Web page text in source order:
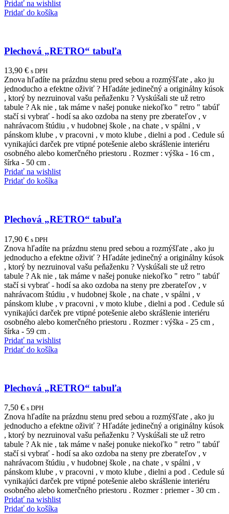
Pridať na wishlist
Pridať do košíka
Plechová „RETRO“ tabuľa
13,90 € s DPH
Znova hľadíte na prázdnu stenu pred sebou a rozmýšľate , ako ju
jednoducho a efektne oživiť ? Hľadáte jedinečný a originálny kúsok
, ktorý by nezruinoval vašu peňaženku ? Vyskúšali ste už retro
tabule ? Ak nie , tak máme v našej ponuke niekoľko " retro " tabúľ
stačí si vybrať - hodí sa ako ozdoba na steny pre zberateľov , v
nahrávacom štúdiu , v hudobnej škole , na chate , v spálni , v
pánskom klube , v pracovni , v moto klube , dielni a pod . Cedule sú
vynikajúci darček pre vtipné potešenie alebo skrášlenie interiéru
osobného alebo komerčného priestoru . Rozmer : výška - 16 cm ,
šírka - 50 cm .
Pridať na wishlist
Pridať do košíka
Plechová „RETRO“ tabuľa
17,90 € s DPH
Znova hľadíte na prázdnu stenu pred sebou a rozmýšľate , ako ju
jednoducho a efektne oživiť ? Hľadáte jedinečný a originálny kúsok
, ktorý by nezruinoval vašu peňaženku ? Vyskúšali ste už retro
tabule ? Ak nie , tak máme v našej ponuke niekoľko " retro " tabúľ
stačí si vybrať - hodí sa ako ozdoba na steny pre zberateľov , v
nahrávacom štúdiu , v hudobnej škole , na chate , v spálni , v
pánskom klube , v pracovni , v moto klube , dielni a pod . Cedule sú
vynikajúci darček pre vtipné potešenie alebo skrášlenie interiéru
osobného alebo komerčného priestoru . Rozmer : výška - 25 cm ,
šírka - 59 cm .
Pridať na wishlist
Pridať do košíka
Plechová „RETRO“ tabuľa
7,50 € s DPH
Znova hľadíte na prázdnu stenu pred sebou a rozmýšľate , ako ju
jednoducho a efektne oživiť ? Hľadáte jedinečný a originálny kúsok
, ktorý by nezruinoval vašu peňaženku ? Vyskúšali ste už retro
tabule ? Ak nie , tak máme v našej ponuke niekoľko " retro " tabúľ
stačí si vybrať - hodí sa ako ozdoba na steny pre zberateľov , v
nahrávacom štúdiu , v hudobnej škole , na chate , v spálni , v
pánskom klube , v pracovni , v moto klube , dielni a pod . Cedule sú
vynikajúci darček pre vtipné potešenie alebo skrášlenie interiéru
osobného alebo komerčného priestoru . Rozmer : priemer - 30 cm .
Pridať na wishlist
Pridať do košíka